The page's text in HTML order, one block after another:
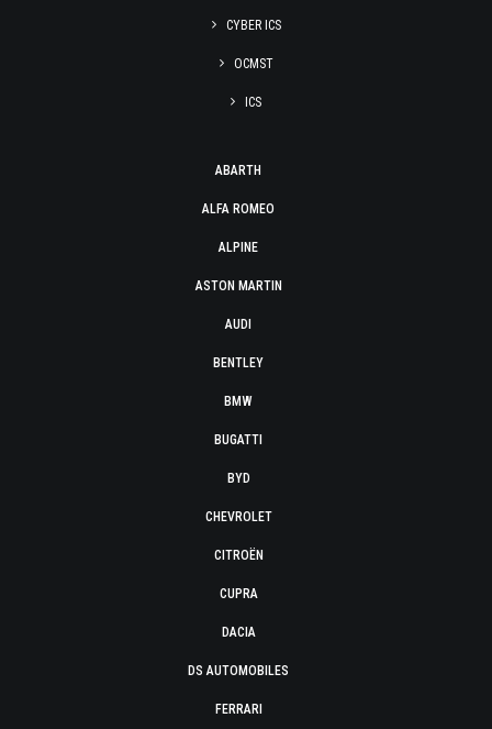
CYBER ICS
OCMST
ICS
ABARTH
ALFA ROMEO
ALPINE
ASTON MARTIN
AUDI
BENTLEY
BMW
BUGATTI
BYD
CHEVROLET
CITROËN
CUPRA
DACIA
DS AUTOMOBILES
FERRARI